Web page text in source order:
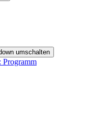
umschalten
Programm